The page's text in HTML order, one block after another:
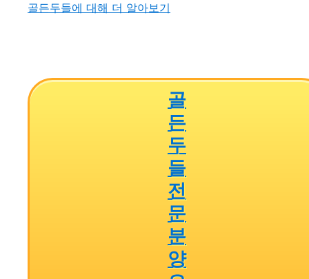
골든두들에 대해 더 알아보기
골
든
두
들
전
문
분
양